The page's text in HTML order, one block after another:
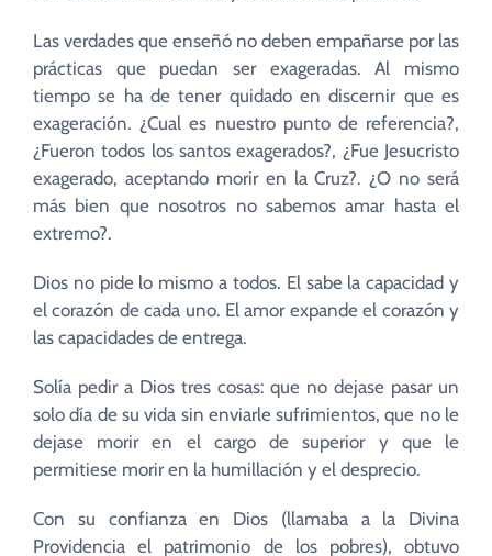
Las verdades que enseñó no deben empañarse por las
prácticas que puedan ser exageradas. Al mismo
tiempo se ha de tener quidado en discernir que es
exageración. ¿Cual es nuestro punto de referencia?,
¿Fueron todos los santos exagerados?, ¿Fue Jesucristo
exagerado, aceptando morir en la Cruz?. ¿O no será
más bien que nosotros no sabemos amar hasta el
extremo?.
Dios no pide lo mismo a todos. El sabe la capacidad y
el corazón de cada uno. El amor expande el corazón y
las capacidades de entrega.
Solía pedir a Dios tres cosas: que no dejase pasar un
solo día de su vida sin enviarle sufrimientos, que no le
dejase morir en el cargo de superior y que le
permitiese morir en la humillación y el desprecio.
Con su confianza en Dios (llamaba a la Divina
Providencia el patrimonio de los pobres), obtuvo